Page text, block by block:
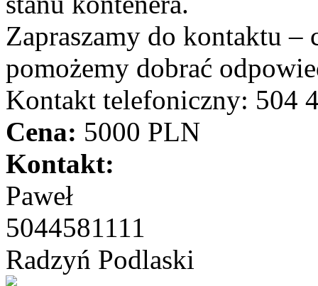
Zapraszamy do kontaktu
pomożemy dobrać
Kontakt telefoniczny: 504
Cena: 5000 PLN
Kontakt:
Paweł
5044581111
Radzyń Podlaski